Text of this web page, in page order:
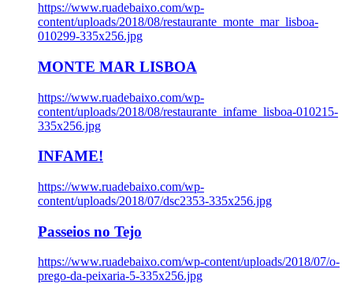
https://www.ruadebaixo.com/wp-
content/uploads/2018/08/restaurante_monte_mar_lisboa-
010299-335x256.jpg
MONTE MAR LISBOA
https://www.ruadebaixo.com/wp-
content/uploads/2018/08/restaurante_infame_lisboa-010215-
335x256.jpg
INFAME!
https://www.ruadebaixo.com/wp-
content/uploads/2018/07/dsc2353-335x256.jpg
Passeios no Tejo
https://www.ruadebaixo.com/wp-content/uploads/2018/07/o-
prego-da-peixaria-5-335x256.jpg